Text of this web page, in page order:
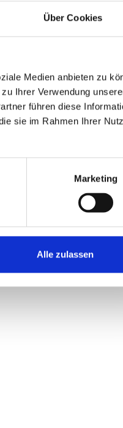
Über Cookies
Medien anbieten zu
Ihrer Verwendung
führen diese
sie im Rahmen Ihrer
Marketing
Alle zulassen
WB-BMI
OBJEKTNUMMER